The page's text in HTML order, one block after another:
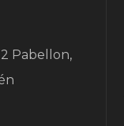
Pabellon,